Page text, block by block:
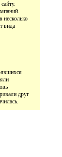
несколько
вида
друг